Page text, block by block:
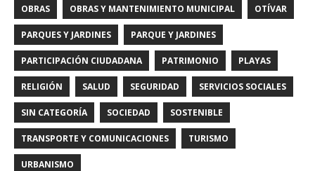
OBRAS OBRAS Y MANTENIMIENTO MUNICIPAL OTÍVAR
PARQUES Y JARDINES PARQUE Y JARDINES
PARTICIPACIÓN CIUDADANA PATRIMONIO PLAYAS
RELIGIÓN SALUD SEGURIDAD SERVICIOS SOCIALES
SIN CATEGORÍA SOCIEDAD SOSTENIBLE
TRANSPORTE Y COMUNICACIONES TURISMO
URBANISMO